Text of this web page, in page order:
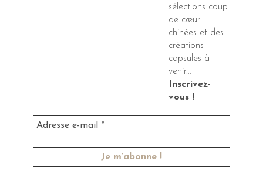
sélections coup
de cœur
chinées et des
créations
capsules à
venir...
Inscrivez-
vous !